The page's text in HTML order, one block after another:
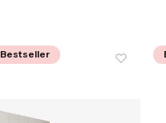
Bestseller